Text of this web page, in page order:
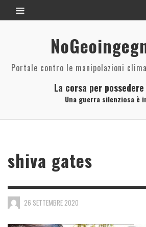
Portale contro le manipolazioni
La corsa per
Una guerra silenziosa è
shiva gates
26 SETTEMBRE 2020